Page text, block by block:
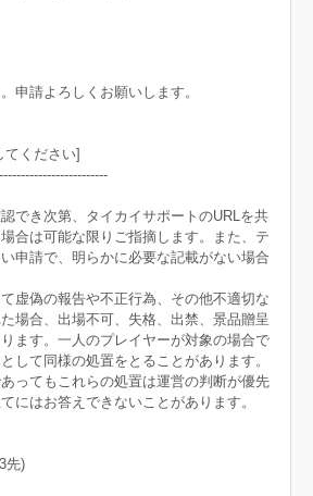
申請よろしくお願いします。
てください]
でき次第、タイカイサポートのURLを共
合は可能な限りご指摘します。また、テ
申請で、明らかに必要な記載がない場合
虚偽の報告や不正行為、その他不適切な
場合、出場不可、失格、出禁、景品贈呈
ます。一人のプレイヤーが対象の場合で
して同様の処置をとることがあります。
ってもこれらの処置は運営の判断が優先
にはお答えできないことがあります。
先)